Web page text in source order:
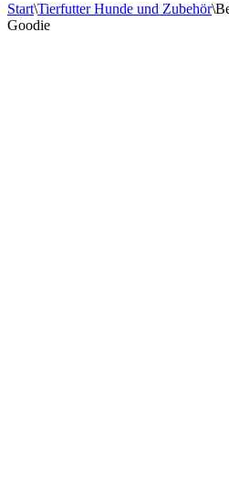
Start\Tierfutter Hunde und Zubehör\
Goodie